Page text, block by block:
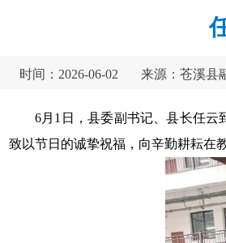
时间：2026-06-02 来源：苍溪县
6月1日，县委副书记、县长任
致以节日的诚挚祝福，向辛勤耕耘在